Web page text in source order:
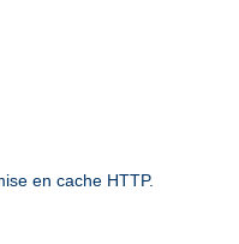
en cache HTTP.